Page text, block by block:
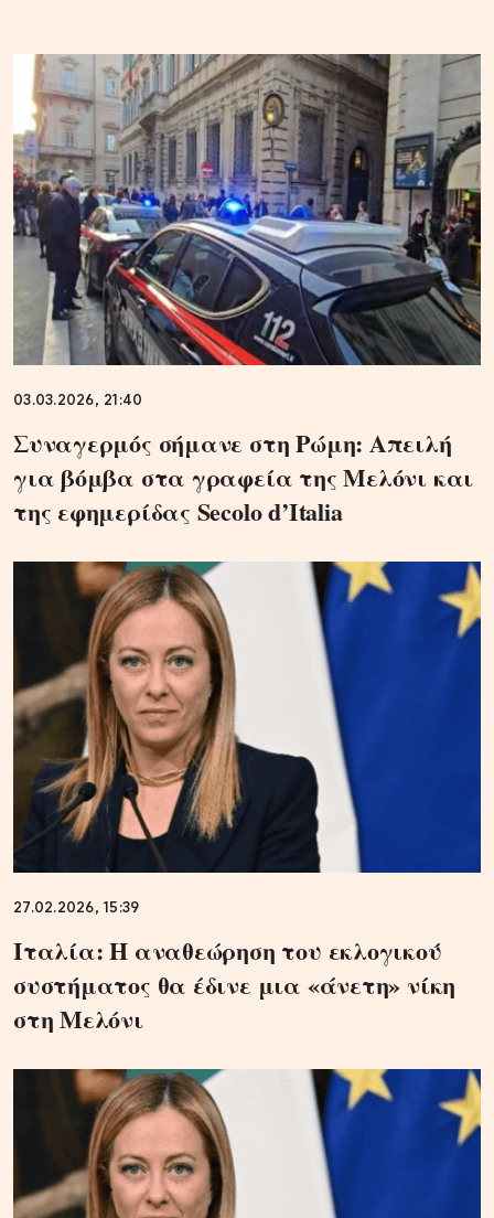
03.03.2026, 21:40
Συναγερμός σήμανε στη Ρώμη: Απειλή
για βόμβα στα γραφεία της Μελόνι και
της εφημερίδας Secolo d’Italia
27.02.2026, 15:39
Ιταλία: Η αναθεώρηση του εκλογικού
συστήματος θα έδινε μια «άνετη» νίκη
στη Μελόνι